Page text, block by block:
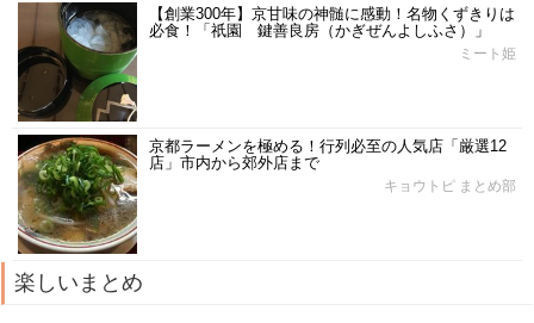
【創業300年】京甘味の神髄に感動！名物くずきりは
必食！「祇園 鍵善良房（かぎぜんよしふさ）」
ミート姫
京都ラーメンを極める！行列必至の人気店「厳選12
店」市内から郊外店まで
キョウトピ まとめ部
楽しいまとめ